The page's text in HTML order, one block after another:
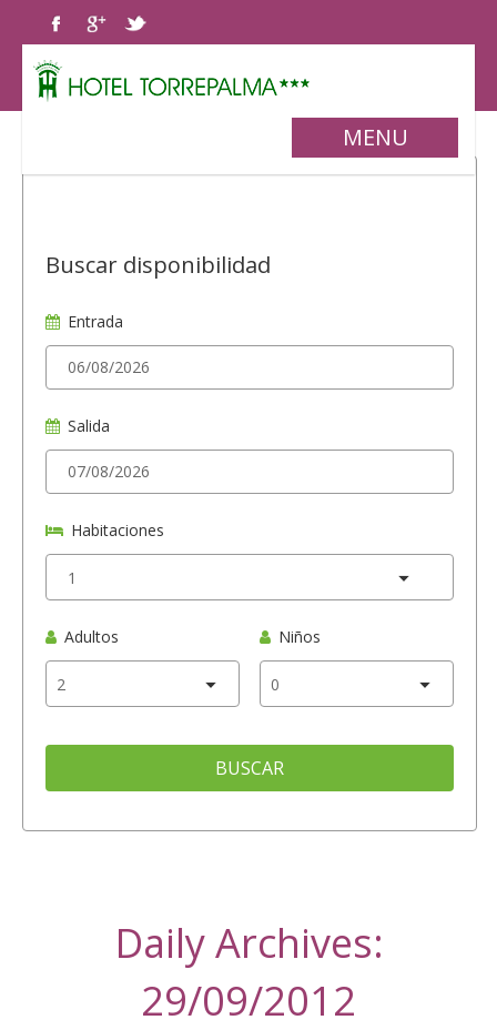
MENU
Buscar disponibilidad
Entrada
Salida
Habitaciones
Adultos Niños
BUSCAR
Daily Archives:
29/09/2012